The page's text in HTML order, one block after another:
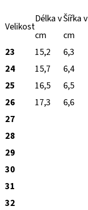
Velikost
Délka v
cm
Šířka v
cm
23
15,2
6,3
24
15,7
6,4
25
16,5
6,5
26
17,3
6,6
27
28
29
30
31
32